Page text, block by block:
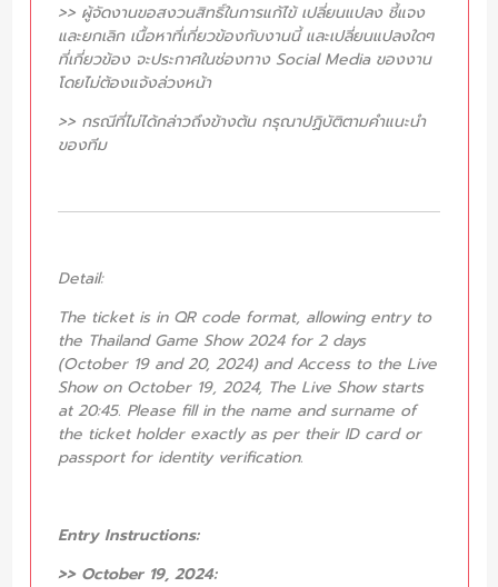
>> ผู้จัดงานขอสงวนสิทธิ์ในการแก้ไข้ เปลี่ยนแปลง ชี้แจง
และยกเลิก เนื้อหาที่เกี่ยวข้องกับงานนี้ และเปลี่ยนแปลงใดๆ
ที่เกี่ยวข้อง จะประกาศในช่องทาง Social Media ของงาน
โดยไม่ต้องแจ้งล่วงหน้า
>> กรณีที่ไม่ได้กล่าวถึงข้างต้น กรุณาปฏิบัติตามคำแนะนำ
ของทีม
Detail:
The ticket is in QR code format, allowing entry to
the Thailand Game Show 2024 for 2 days
(October 19 and 20, 2024) and Access to the Live
Show on October 19, 2024, The Live Show starts
at 20:45. Please fill in the name and surname of
the ticket holder exactly as per their ID card or
passport for identity verification.
Entry Instructions:
>> October 19, 2024: